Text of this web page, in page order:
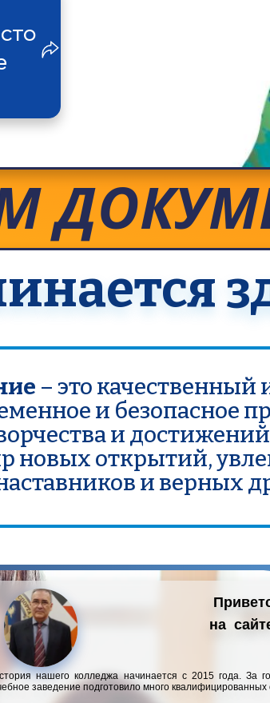
– это
и безопасное
и
новых открытий,
и верных
нашего колледжа начинается с 2015 года. За
заведение подготовило много
на